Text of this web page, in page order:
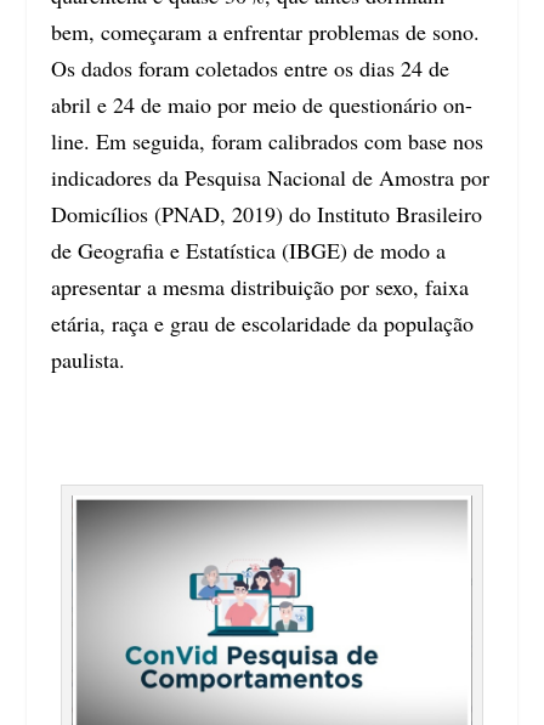
bem, começaram a enfrentar problemas de sono.
Os dados foram coletados entre os dias 24 de
abril e 24 de maio por meio de questionário on-
line. Em seguida, foram calibrados com base nos
indicadores da Pesquisa Nacional de Amostra por
Domicílios (PNAD, 2019) do Instituto Brasileiro
de Geografia e Estatística (IBGE) de modo a
apresentar a mesma distribuição por sexo, faixa
etária, raça e grau de escolaridade da população
paulista.